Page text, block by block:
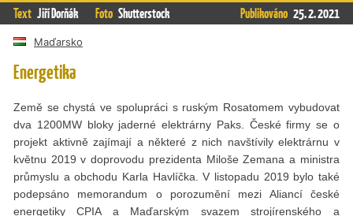
Text Jiří Dorňák Foto Shutterstock Publikováno 25. 2. 2021
Maďarsko
Energetika
Země se chystá ve spolupráci s ruským Rosatomem vybudovat
dva 1200MW bloky jaderné elektrárny Paks. České firmy se o
projekt aktivně zajímají a některé z nich navštívily elektrárnu v
květnu 2019 v doprovodu prezidenta Miloše Zemana a ministra
průmyslu a obchodu Karla Havlíčka. V listopadu 2019 bylo také
podepsáno memorandum o porozumění mezi Aliancí české
energetiky CPIA a Maďarským svazem strojírenského a